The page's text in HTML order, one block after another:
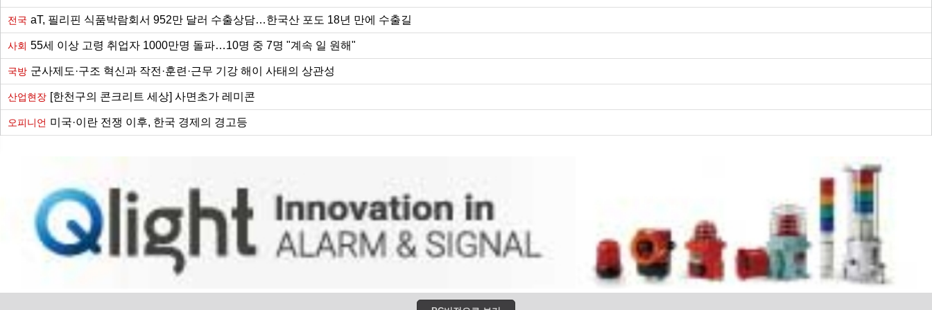
전국 aT, 필리핀 식품박람회서 952만 달러 수출상담…한국산 포도 18년 만에 수출길
사회 55세 이상 고령 취업자 1000만명 돌파…10명 중 7명 "계속 일 원해"
국방 군사제도·구조 혁신과 작전·훈련·근무 기강 해이 사태의 상관성
산업현장 [한천구의 콘크리트 세상] 사면초가 레미콘
오피니언 미국·이란 전쟁 이후, 한국 경제의 경고등